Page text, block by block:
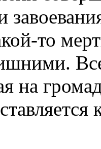
то
на